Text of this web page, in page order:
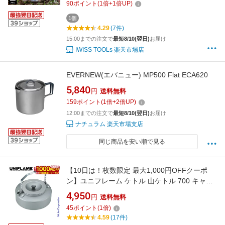
90ポイント (1倍+1倍UP)
1個
4.29(7件)
15:00までの注文で最短8/10(翌日)お届け
IWISS TOOLs 楽天市場店
EVERNEW(エバニュー) MP500 Flat ECA620
5,840 円 送料無料
159ポイント (1倍+2倍UP)
12:00までの注文で最短8/10(翌日)お届け
ナチュラム 楽天市場支店
同じ商品を安い順で見る
【10日は！枚数限定 最大1,000円OFFクーポ
ン】ユニフレーム ケトル 山ケトル 700 キャン
プ ポット アウトドア やかん アルミ アルマイト
アルミケトル お湯 お茶 コーヒー 湯沸かし 燕三
条
4,950 円 送料無料
45ポイント (1倍)
4.59(17件)